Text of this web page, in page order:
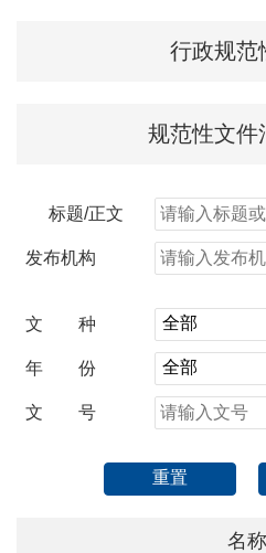
行政规范
规范性文件
标题/正文
发布机构
文 种
年 份
文 号
重置
名称